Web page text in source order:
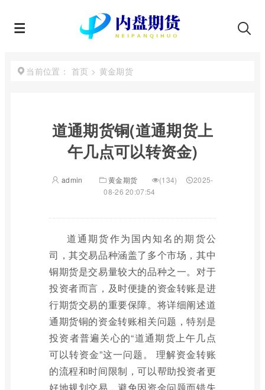
当前位置： 首页 > 黄金期货
道通期货铜(道通期货上
午几点可以转资金)
admin 黄金期货 (134)
2025-
08-26 20:07:54
道通期货作为国内知名的期货公
司，其交易品种涵盖了多个市场，其中
铜期货是交易量较大的品种之一。对于
投资者而言，及时便捷的资金转账是进
行期货交易的重要保障。将详细阐述道
通期货铜的资金转账相关问题，特别是
投资者普遍关心的“道通期货上午几点
可以转资金”这一问题。 理解资金转账
的流程和时间限制，可以帮助投资者更